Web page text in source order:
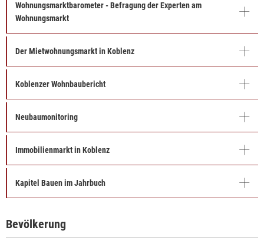
Wohnungsmarktbarometer - Befragung der Experten am
Wohnungsmarkt
Der Mietwohnungsmarkt in Koblenz
Koblenzer Wohnbaubericht
Neubaumonitoring
Immobilienmarkt in Koblenz
Kapitel Bauen im Jahrbuch
Bevölkerung